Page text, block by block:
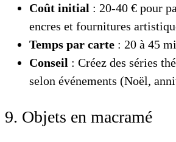
Coût initial : 20-40 € pour
encres et fournitures
Temps par carte : 20 à 45
Conseil : Créez des séries
selon événements (Noël,
9. Objets en macramé